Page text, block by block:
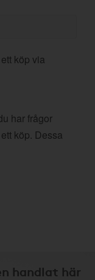
köp via
har frågor
köp. Dessa
handlat här